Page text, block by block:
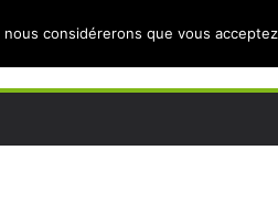
considérerons que vous